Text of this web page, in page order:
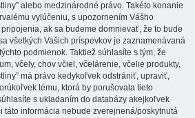
alebo medzinárodné právo. Takéto konanie
vylúčeniu, s upozornením Vášho
ak sa budeme domnievať, že to bude
všetkých Vašich príspevkov je zaznamenávaná
podmienok. Taktiež súhlasíte s tým, že
včely, chov včiel, včelárenie, včelie produkty,
má právo kedykoľvek odstrániť, upraviť,
tému, ktorá by porušovala tieto
s ukladaním do databázy akejkoľvek
táto informácia nebude zverejnená/poskytnutá